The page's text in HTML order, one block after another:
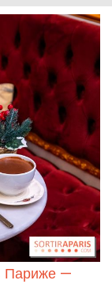
Париже —